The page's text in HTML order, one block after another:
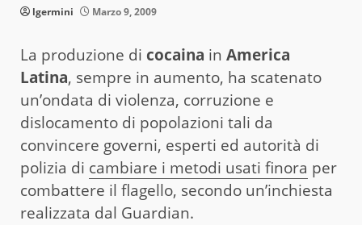
lgermini Marzo 9, 2009
La produzione di cocaina in America
Latina, sempre in aumento, ha scatenato
un’ondata di violenza, corruzione e
dislocamento di popolazioni tali da
convincere governi, esperti ed autorità di
polizia di cambiare i metodi usati finora per
combattere il flagello, secondo un’inchiesta
realizzata dal Guardian.